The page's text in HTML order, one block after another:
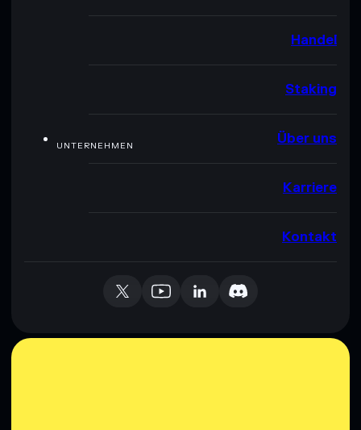
Handel
Staking
UNTERNEHMEN Über uns
Karriere
Kontakt